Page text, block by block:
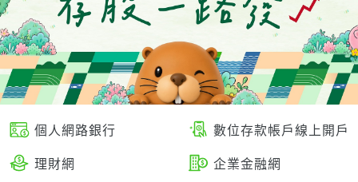
個人網路銀行
數位存款帳戶線上開戶
理財網
企業金融網